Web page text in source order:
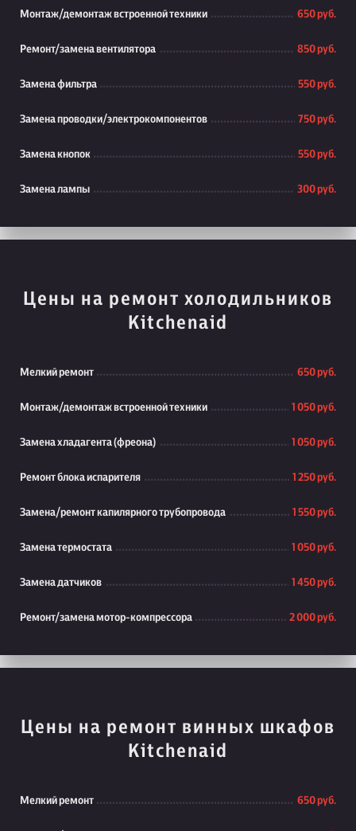
Монтаж/демонтаж встроенной техники 650 руб.
Ремонт/замена вентилятора 850 руб.
Замена фильтра 550 руб.
Замена проводки/электрокомпонентов 750 руб.
Замена кнопок 550 руб.
Замена лампы 300 руб.
Цены на ремонт холодильников
Kitchenaid
Мелкий ремонт 650 руб.
Монтаж/демонтаж встроенной техники 1 050 руб.
Замена хладагента (фреона) 1 050 руб.
Ремонт блока испарителя 1 250 руб.
Замена/ремонт капилярного трубопровода 1 550 руб.
Замена термостата 1 050 руб.
Замена датчиков 1 450 руб.
Ремонт/замена мотор-компрессора 2 000 руб.
Цены на ремонт винных шкафов
Kitchenaid
Мелкий ремонт 650 руб.